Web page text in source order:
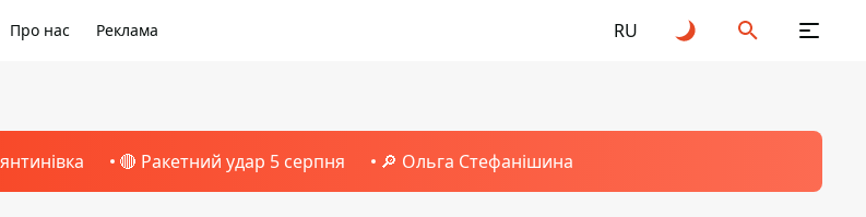
Про нас Реклама RU
🔴 Ракетний удар 5 серпня 🔎 Ольга Стефанішина